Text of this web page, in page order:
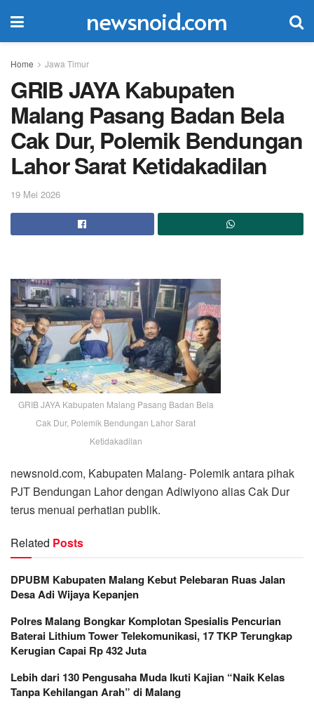
newsnoid.com
Home Jawa Timur
GRIB JAYA Kabupaten
Malang Pasang Badan Bela
Cak Dur, Polemik Bendungan
Lahor Sarat Ketidakadilan
19 Mei 2026
GRIB JAYA Kabupaten Malang Pasang Badan Bela
Cak Dur, Polemik Bendungan Lahor Sarat
Ketidakadilan
newsnoid.com, Kabupaten Malang- Polemik antara pihak
PJT Bendungan Lahor dengan Adiwiyono alias Cak Dur
terus menuai perhatian publik.
Related Posts
DPUBM Kabupaten Malang Kebut Pelebaran Ruas Jalan
Desa Adi Wijaya Kepanjen
Polres Malang Bongkar Komplotan Spesialis Pencurian
Baterai Lithium Tower Telekomunikasi, 17 TKP Terungkap
Kerugian Capai Rp 432 Juta
Lebih dari 130 Pengusaha Muda Ikuti Kajian “Naik Kelas
Tanpa Kehilangan Arah” di Malang